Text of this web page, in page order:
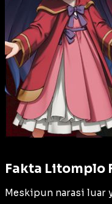
Fakta Litomplo
Meskipun narasi luar